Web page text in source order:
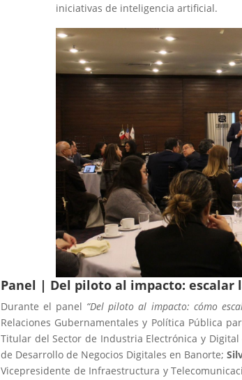
iniciativas de inteligencia artificial.
Panel | Del piloto al impacto: escalar
Durante el panel “Del piloto al impacto: cómo
Relaciones Gubernamentales y Política Pública
Titular del Sector de Industria Electrónica y
de Desarrollo de Negocios Digitales en Banorte;
Vicepresidente de Infraestructura y